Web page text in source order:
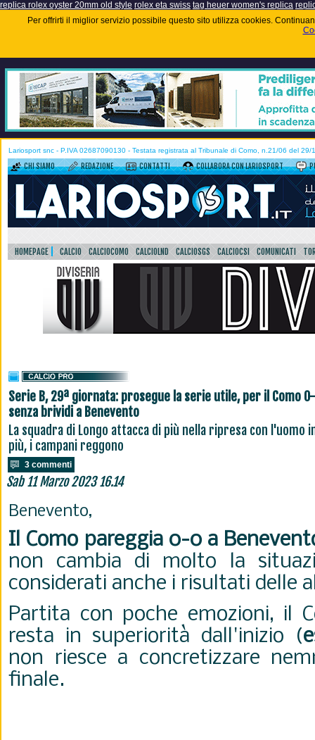
replica rolex oyster 20mm old style rolex eta swiss tag heuer women's replica
Per offrirti il miglior servizio possibile questo sito utilizza cookies.
Lariosport snc - P.IVA 02687090130 - Testata registrata al Tribunale di Como, n.21/06 del 29/
CHI SIAMO REDAZIONE CONTATTI COLLABORA CON LARIOSPORT
HOMEPAGE CALCIO CALCIOCOMO CALCIOLND CALCIOSGS CALCIOCSI COMUNICATI
Serie B, 29ª giornata: prosegue la serie utile, per il Como
senza brividi a Benevento
La squadra di Longo attacca di più nella ripresa con l'uomo
più, i campani reggono
3 commenti
Sab 11 Marzo 2023 16.14
Benevento,
Il Como pareggia 0-0 a
non cambia di molto la
considerati anche i risultati delle
Partita con poche emozioni, il
resta in superiorità dall'inizio (
non riesce a concretizzare
finale.